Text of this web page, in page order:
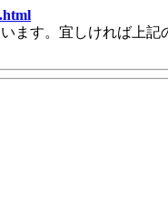
ます。宜しければ上